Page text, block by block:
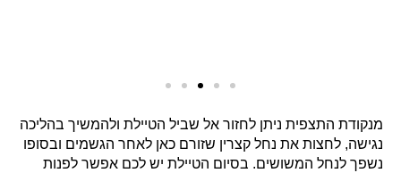
מנקודת התצפית ניתן לחזור אל שביל הטיילת ולהמשיך בהליכה
נגישה, לחצות את נחל קצרין שזורם כאן לאחר הגשמים ובסופו
נשפך לנחל המשושים. בסיום הטיילת יש לכם אפשר לפנות